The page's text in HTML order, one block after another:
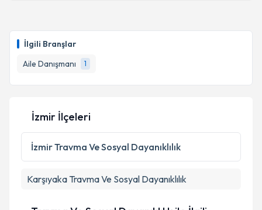
İlgili Branşlar
Aile Danışmanı
1
İzmir İlçeleri
İzmirTravma Ve Sosyal Dayanıklılık
Karşıyaka Travma Ve Sosyal Dayanıklılık